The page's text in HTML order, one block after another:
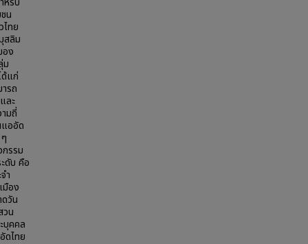
น
ทย
สลิม
อง
ม
ด้แก่
รถ
ละ
มถี่
แออัด
กรรม
ดับ คือ
ำ
มือง
วัน
วน
บุคคล
ดไทย